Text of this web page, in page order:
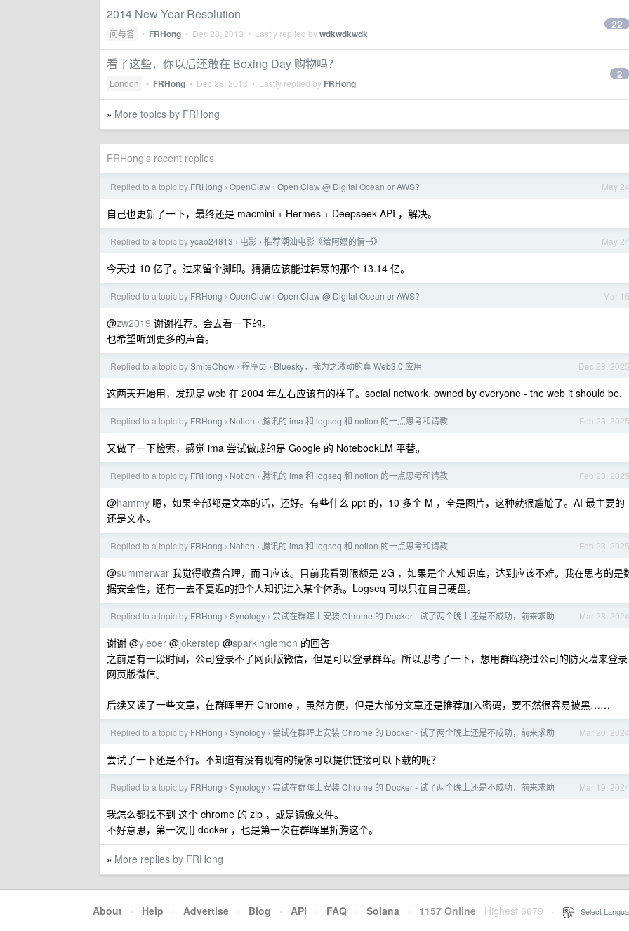
2014 New Year Resolution
问与答 • FRHong • Dec 28, 2013 • Lastly replied bywdkwdkwdk
22
看了这些，你以后还敢在 Boxing Day 购物吗？
London • FRHong • Dec 28, 2013 • Lastly replied by FRHong
2
» More topics by FRHong
FRHong's recent replies
May 24
Replied to a topic by FRHong › OpenClaw › Open Claw @ Digital Ocean or AWS?
自己也更新了一下，最终还是 macmini + Hermes + Deepseek API ，解决。
May 24
Replied to a topic byycao24813 › 电影 › 推荐潮汕电影《给阿嬷的情书》
今天过 10 亿了。过来留个脚印。猜猜应该能过韩寒的那个 13.14 亿。
Mar 16
Replied to a topic by FRHong › OpenClaw › Open Claw @ Digital Ocean or AWS?
@zw2019 谢谢推荐。会去看一下的。
也希望听到更多的声音。
Dec 28, 2025
Replied to a topic bySmiteChow › 程序员 › Bluesky，我为之激动的真 Web3.0 应用
这两天开始用，发现是 web 在 2004 年左右应该有的样子。social network, owned by everyone - the web it should be.
Feb 23, 2025
Replied to a topic by FRHong › Notion › 腾讯的 ima 和 logseq 和 notion 的一点思考和请教
又做了一下检索，感觉 ima 尝试做成的是 Google 的 NotebookLM 平替。
Feb 23, 2025
Replied to a topic by FRHong › Notion › 腾讯的 ima 和 logseq 和 notion 的一点思考和请教
@hammy 嗯，如果全部都是文本的话，还好。有些什么 ppt 的，10 多个 M ，全是图片，这种就很尴尬了。AI 最主要的
还是文本。
Feb 23, 2025
Replied to a topic by FRHong › Notion › 腾讯的 ima 和 logseq 和 notion 的一点思考和请教
@summerwar 我觉得收费合理，而且应该。目前我看到限额是 2G ，如果是个人知识库，达到应该不难。我在思考的是
据安全性，还有一去不复返的把个人知识进入某个体系。Logseq 可以只在自己硬盘。
Mar 28, 2024
Replied to a topic by FRHong › Synology › 尝试在群晖上安装 Chrome 的 Docker - 试了两个晚上还是不成功，前来求助
谢谢 @yleoer @jokerstep @sparkinglemon 的回答
之前是有一段时间，公司登录不了网页版微信，但是可以登录群晖。所以思考了一下，想用群晖绕过公司的防火墙来登录
网页版微信。
后续又读了一些文章，在群晖里开 Chrome ，虽然方便，但是大部分文章还是推荐加入密码，要不然很容易被黑……
Mar 20, 2024
Replied to a topic by FRHong › Synology › 尝试在群晖上安装 Chrome 的 Docker - 试了两个晚上还是不成功，前来求助
尝试了一下还是不行。不知道有没有现有的镜像可以提供链接可以下载的呢？
Mar 19, 2024
Replied to a topic by FRHong › Synology › 尝试在群晖上安装 Chrome 的 Docker - 试了两个晚上还是不成功，前来求助
我怎么都找不到 这个 chrome 的 zip ，或是镜像文件。
不好意思，第一次用 docker ，也是第一次在群晖里折腾这个。
» More replies by FRHong
About · Help · Advertise · Blog · API · FAQ · Solana · 1157 Online Highest 6679 Select